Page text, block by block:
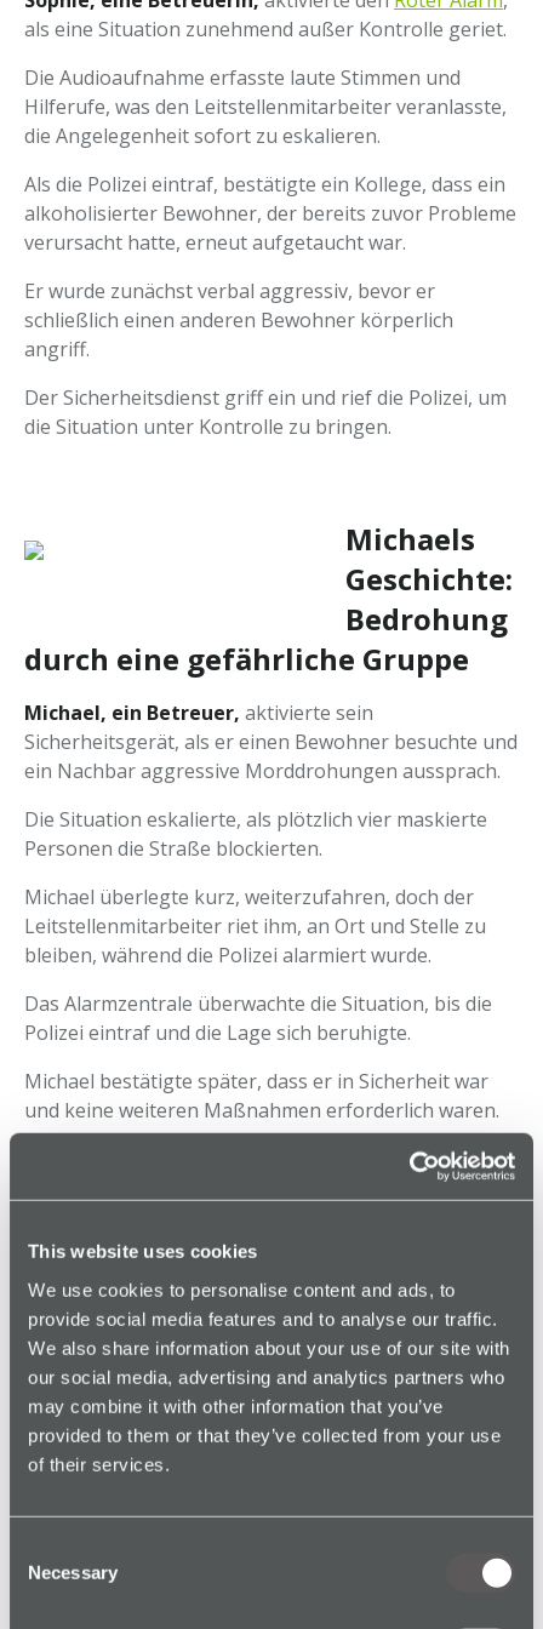
This website uses cookies
We use cookies to personalise content and ads, to
provide social media features and to analyse our traffic.
We also share information about your use of our site with
our social media, advertising and analytics partners who
may combine it with other information that you’ve
provided to them or that they’ve collected from your use
of their services.
Selection
Necessary
als eine Situation zunehmend außer Kontrolle geriet.
Die Audioaufnahme erfasste laute Stimmen und
Hilferufe, was den Leitstellenmitarbeiter veranlasste,
die Angelegenheit sofort zu eskalieren.
Als die Polizei eintraf, bestätigte ein Kollege, dass ein
alkoholisierter Bewohner, der bereits zuvor Probleme
verursacht hatte, erneut aufgetaucht war.
Er wurde zunächst verbal aggressiv, bevor er
schließlich einen anderen Bewohner körperlich
angriff.
Der Sicherheitsdienst griff ein und rief die Polizei, um
die Situation unter Kontrolle zu bringen.
Michaels
Geschichte:
Bedrohung
durch eine gefährliche Gruppe
Michael, ein Betreuer, aktivierte sein
Sicherheitsgerät, als er einen Bewohner besuchte und
ein Nachbar aggressive Morddrohungen aussprach.
Die Situation eskalierte, als plötzlich vier maskierte
Personen die Straße blockierten.
Michael überlegte kurz, weiterzufahren, doch der
Leitstellenmitarbeiter riet ihm, an Ort und Stelle zu
bleiben, während die Polizei alarmiert wurde.
Das Alarmzentrale überwachte die Situation, bis die
Polizei eintraf und die Lage sich beruhigte.
Michael bestätigte später, dass er in Sicherheit war
und keine weiteren Maßnahmen erforderlich waren.
Geschichte:
Hochrisiko-
Kinderschutzbesuch
Sheena, eine Sozialarbeiterin,aktivierte ihr
Sicherheitsgerät, während sie einen hochriskanten
Kinderschutzbesuch durchführte.
und mit einer weiblichen Bewohnerin sprach, während
Während des Besuchs eskalierte die Situation.